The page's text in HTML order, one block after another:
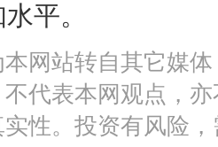
平。
网站转自其它媒
代表本网观点，
性。投资有风险